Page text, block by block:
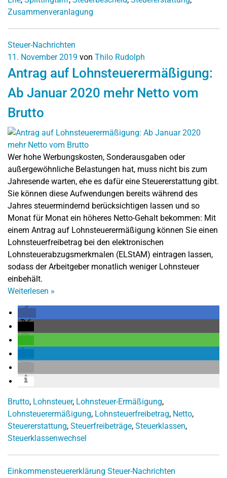
Zusammenveranlagung
Steuer-Nachrichten
11. November 2019 von Thilo Rudolph
Antrag auf Lohnsteuerermäßigung:
Ab Januar 2020 mehr Netto vom
Brutto
Wer hohe Werbungskosten, Sonderausgaben oder
außergewöhnliche Belastungen hat, muss nicht bis zum
Jahresende warten, ehe es dafür eine Steuererstattung gibt.
Sie können diese Aufwendungen bereits während des
Jahres steuermindernd berücksichtigen lassen und so
Monat für Monat ein höheres Netto-Gehalt bekommen: Mit
einem Antrag auf Lohnsteuerermäßigung können Sie einen
Lohnsteuerfreibetrag bei den elektronischen
Lohnsteuerabzugsmerkmalen (ELStAM) eintragen lassen,
sodass der Arbeitgeber monatlich weniger Lohnsteuer
einbehält.
Weiterlesen »
Brutto, Lohnsteuer, Lohnsteuer-Ermäßigung,
Lohnsteuerermäßigung, Lohnsteuerfreibetrag, Netto,
Steuererstattung, Steuerfreibeträge, Steuerklassen,
Steuerklassenwechsel
Einkommensteuererklärung Steuer-Nachrichten